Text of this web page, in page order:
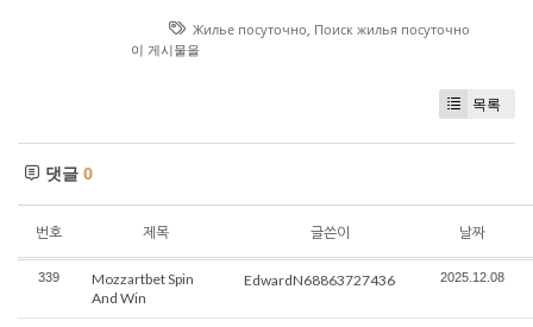
Жилье посуточно, Поиск жилья посуточно
이 게시물을
목록
댓글 0
번호 제목 글쓴이 날짜
339
Mozzartbet Spin
And Win
EdwardN68863727436 2025.12.08